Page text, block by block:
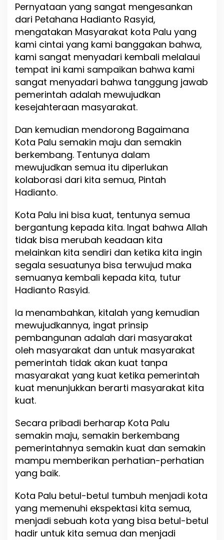
R
a
s
d
H
a
r
a
p
n
P
e
e
r
a
h
d
n
M
a
s
r
a
k
a
B
e
r
k
a
b
o
r
a
s
e
n
a
n
Pernyataan yang sangat mengesankan
dari Petahana Hadianto Rasyid,
mengatakan Masyarakat kota Palu yang
kami cintai yang kami banggakan bahwa,
kami sangat menyadari kembali melalaui
tempat ini kami sampaikan bahwa kami
sangat menyadari bahwa tanggung jawab
pemerintah adalah mewujudkan
kesejahteraan masyarakat.
Dan kemudian mendorong Bagaimana
Kota Palu semakin maju dan semakin
berkembang. Tentunya dalam
mewujudkan semua itu diperlukan
kolaborasi dari kita semua, Pintah
Hadianto.
Kota Palu ini bisa kuat, tentunya semua
bergantung kepada kita. Ingat bahwa Allah
tidak bisa merubah keadaan kita
melainkan kita sendiri dan ketika kita ingin
segala sesuatunya bisa terwujud maka
semuanya kembali kepada kita, tutur
Hadianto Rasyid.
Ia menambahkan, kitalah yang kemudian
mewujudkannya, ingat prinsip
pembangunan adalah dari masyarakat
oleh masyarakat dan untuk masyarakat
pemerintah tidak akan kuat tanpa
masyarakat yang kuat ketika pemerintah
kuat menunjukkan berarti masyarakat kita
kuat.
Secara pribadi berharap Kota Palu
semakin maju, semakin berkembang
pemerintahnya semakin kuat dan semakin
mampu memberikan perhatian-perhatian
yang baik.
Kota Palu betul-betul tumbuh menjadi kota
yang memenuhi ekspektasi kita semua,
menjadi sebuah kota yang bisa betul-betul
hadir untuk kita semua dan menjadi